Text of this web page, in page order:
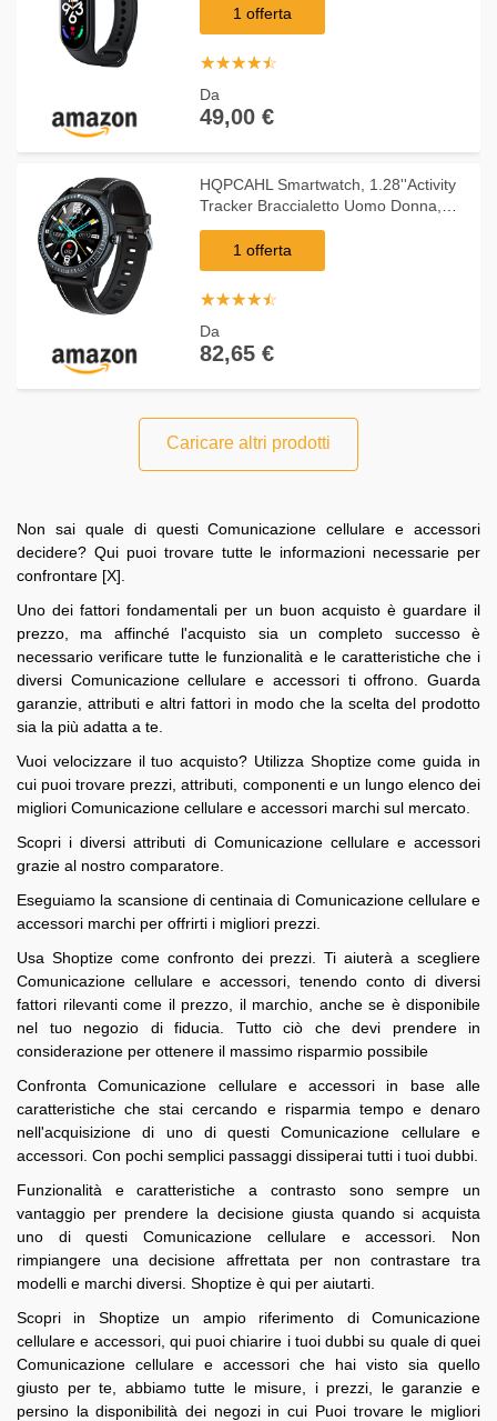
Resistenza all'Acqua 5 ATM, 110+
modalità sportive,
1 offerta
☆☆☆☆☆
★★★★★
Da
49,00 €
HQPCAHL Smartwatch, 1.28''Activity
Tracker Braccialetto Uomo Donna,
Impermeabile IP68, con Telefono
Bluetooth, Cardiofrequenzimetro,
Pressione Sanguig
1 offerta
☆☆☆☆☆
★★★★★
Da
82,65 €
Caricare altri prodotti
Non sai quale di questi Comunicazione cellulare e accessori
decidere? Qui puoi trovare tutte le informazioni necessarie per
confrontare [X].
Uno dei fattori fondamentali per un buon acquisto è guardare il
prezzo, ma affinché l'acquisto sia un completo successo è
necessario verificare tutte le funzionalità e le caratteristiche che i
diversi Comunicazione cellulare e accessori ti offrono. Guarda
garanzie, attributi e altri fattori in modo che la scelta del prodotto
sia la più adatta a te.
Vuoi velocizzare il tuo acquisto? Utilizza Shoptize come guida in
cui puoi trovare prezzi, attributi, componenti e un lungo elenco dei
migliori Comunicazione cellulare e accessori marchi sul mercato.
Scopri i diversi attributi di Comunicazione cellulare e accessori
grazie al nostro comparatore.
Eseguiamo la scansione di centinaia di Comunicazione cellulare e
accessori marchi per offrirti i migliori prezzi.
Usa Shoptize come confronto dei prezzi. Ti aiuterà a scegliere
Comunicazione cellulare e accessori, tenendo conto di diversi
fattori rilevanti come il prezzo, il marchio, anche se è disponibile
nel tuo negozio di fiducia. Tutto ciò che devi prendere in
considerazione per ottenere il massimo risparmio possibile
Confronta Comunicazione cellulare e accessori in base alle
caratteristiche che stai cercando e risparmia tempo e denaro
nell'acquisizione di uno di questi Comunicazione cellulare e
accessori. Con pochi semplici passaggi dissiperai tutti i tuoi dubbi.
Funzionalità e caratteristiche a contrasto sono sempre un
vantaggio per prendere la decisione giusta quando si acquista
uno di questi Comunicazione cellulare e accessori. Non
rimpiangere una decisione affrettata per non contrastare tra
modelli e marchi diversi. Shoptize è qui per aiutarti.
Scopri in Shoptize un ampio riferimento di Comunicazione
cellulare e accessori, qui puoi chiarire i tuoi dubbi su quale di quei
Comunicazione cellulare e accessori che hai visto sia quello
giusto per te, abbiamo tutte le misure, i prezzi, le garanzie e
persino la disponibilità dei negozi in cui Puoi trovare le migliori